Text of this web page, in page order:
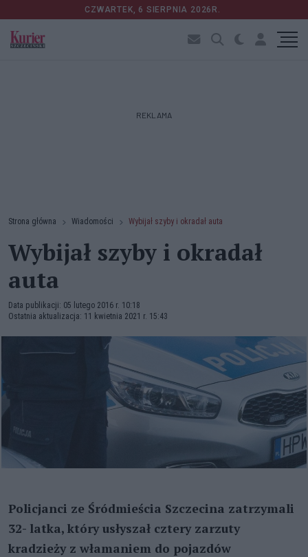
CZWARTEK, 6 SIERPNIA 2026R.
REKLAMA
Strona główna Wiadomości Wybijał szyby i okradał auta
Wybijał szyby i okradał
auta
Data publikacji: 05 lutego 2016 r. 10:18
Ostatnia aktualizacja: 11 kwietnia 2021 r. 15:43
Policjanci ze Śródmieścia Szczecina zatrzymali
32- latka, który usłyszał cztery zarzuty
kradzieży z włamaniem do pojazdów